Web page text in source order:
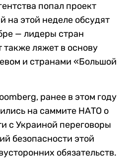
попал проект
на этой неделе обсудят
— лидеры стран
ляжет в основу
и странами «Большой
ранее в этом году
на саммите НАТО о
с Украиной переговоры
безопасности этой
обязательств.